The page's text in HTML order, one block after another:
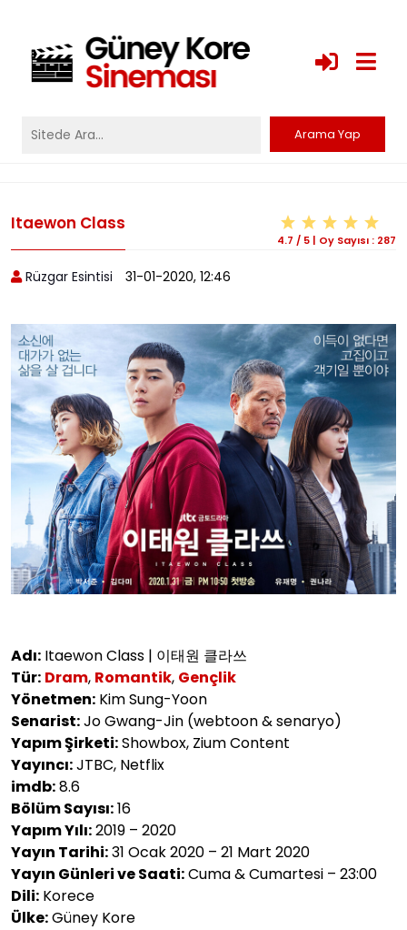
Itaewon Class
4.7 / 5 | Oy Sayısı : 287
Rüzgar Esintisi 31-01-2020, 12:46
Adı: Itaewon Class | 이태원 클라쓰
Tür: Dram, Romantik, Gençlik
Yönetmen: Kim Sung-Yoon
Senarist:Jo Gwang-Jin (webtoon & senaryo)
Yapım Şirketi:Showbox, Zium Content
Yayıncı:JTBC, Netflix
imdb:8.6
Bölüm Sayısı:16
Yapım Yılı:2019 – 2020
Yayın Tarihi:31 Ocak 2020 – 21 Mart 2020
Yayın Günleri ve Saati:Cuma & Cumartesi – 23:00
Dili: Korece
Ülke:Güney Kore